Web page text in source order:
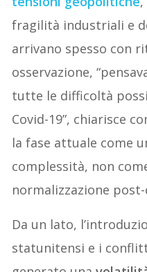
fragilità industriali e
arrivano spesso con
osservazione,
tutte le difficoltà
Covid-19”, chiarisce
la fase attuale come
complessità, non
normalizzazione
Da un lato,
statunitensi e i